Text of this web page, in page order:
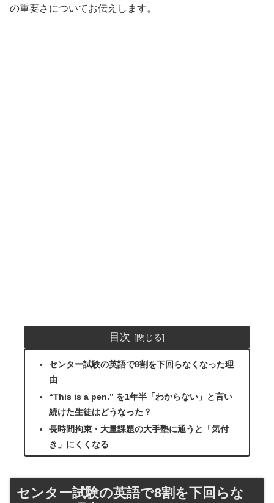
の重要さについてお伝えします。
目次
センター試験の英語で8割を下回らなくなった理
由
“This is a pen.” を1年半「わからない」と言い
続けた生徒はどうなった？
長時間拘束・大量課題の大手塾に通うと「気付
き」にくくなる
センター試験の英語で8割を下回らな